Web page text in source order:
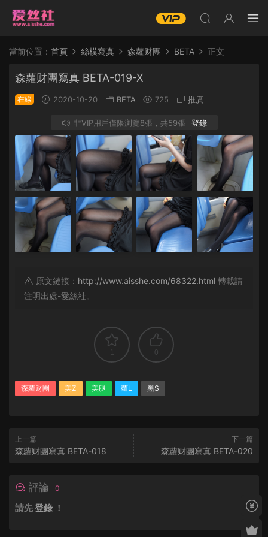
當前位置： 首頁 絲模寫真 森蘿财團 BETA 正文
森蘿财團寫真 BETA-019-X
在線 2020-10-20 BETA 725 推廣
非VIP用戶僅限浏覽8張，共59張 登錄
原文鏈接： http://www.aisshe.com/68322.html 轉載請
注明出處-愛絲社。
1 0
森蘿财團 美Z 美腿 蘿L 黑S
上一篇
森蘿财團寫真 BETA-018
下一篇
森蘿财團寫真 BETA-020
評論 0
請先登錄 ！